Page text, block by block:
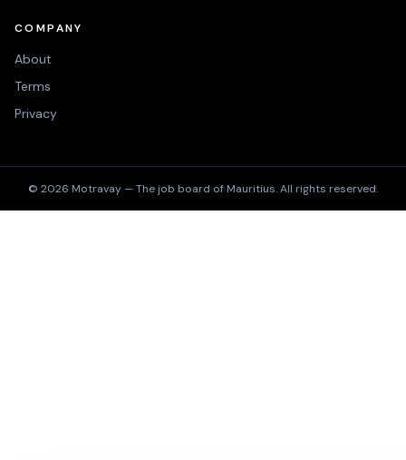
COMPANY
About
Terms
Privacy
© 2026 Motravay —The job board of Mauritius.All rights reserved.